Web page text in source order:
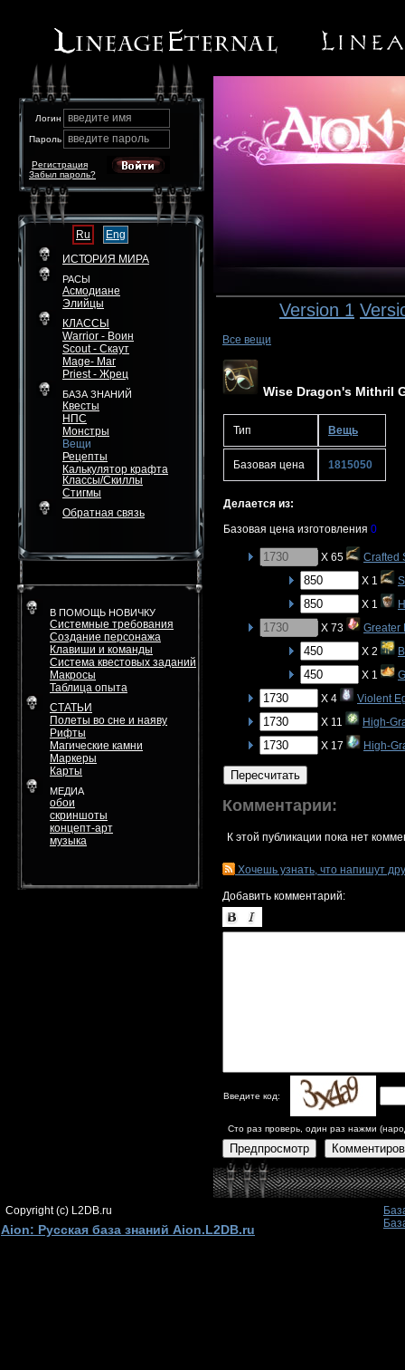
Логин введите имя
Пароль введите пароль
Забыл пароль?
Регистрация
Ru
Eng
ИСТОРИЯ МИРА
РАСЫ
Асмодиане
Элийцы
КЛАССЫ
Warrior - Воин
Scout - Скаут
Mage- Маг
Priest - Жрец
БАЗА ЗНАНИЙ
Квесты
НПС
Монстры
Вещи
Рецепты
Калькулятор крафта
Классы/Скиллы
Стигмы
Обратная связь
В ПОМОЩЬ НОВИЧКУ
Системные требования
Создание персонажа
Клавиши и команды
Система квестовых заданий
Макросы
Таблица опыта
СТАТЬИ
Полеты во сне и наяву
Рифты
Магические камни
Маркеры
Карты
МЕДИА
обои
скриншоты
концепт-арт
музыка
Version 1
Все вещи
Wise Dragon's Mithril
Тип Вещь
Базовая цена 1815050
Делается из:
Базовая цена изготовления 0
X 65
Crafted
X 1
X 1
X 73
Greater
X 2
X 1
X 4
Violent
X 11
High-
X 17
High-
Пересчитать
Комментарии:
К этой публикации пока нет
Хочешь узнать, что напишут
Добавить комментарий:
Введите код:
Сто раз проверь, один раз нажми
Предпросмотр
Copyright (c) L2DB.ru
Aion: Русская база знаний Aion.L2DB.ru